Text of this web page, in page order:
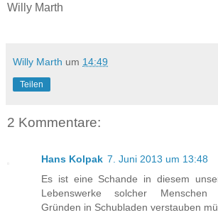
Willy Marth
Willy Marth um 14:49
Teilen
2 Kommentare:
Hans Kolpak 7. Juni 2013 um 13:48
Es ist eine Schande in diesem
Lebenswerke solcher Menschen
Gründen in Schubladen verstauben